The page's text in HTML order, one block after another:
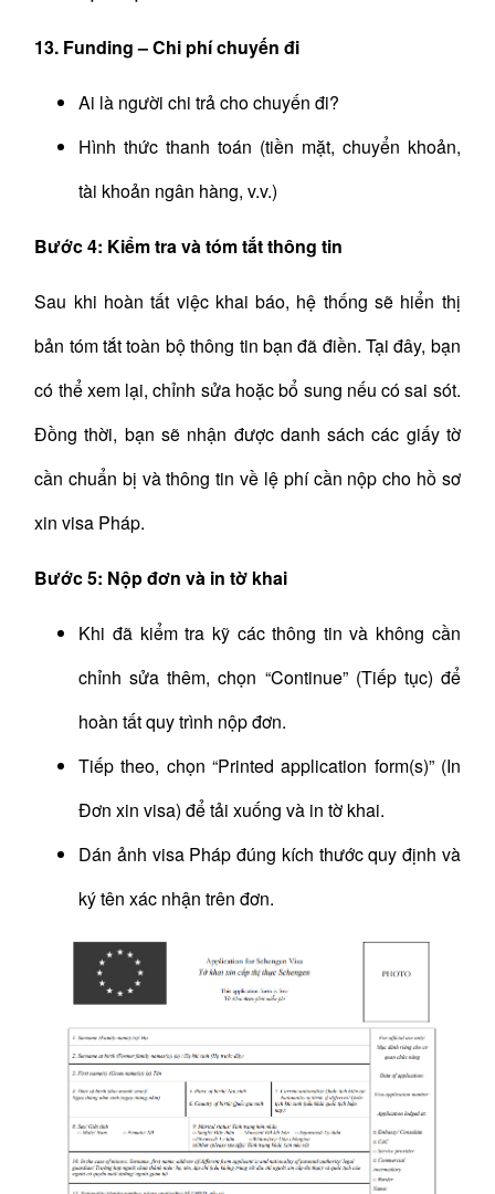
13. Funding – Chi phí chuyến đi
Ai là người chi trả cho chuyến đi?
Hình thức thanh toán (tiền mặt, chuyển khoản,
tài khoản ngân hàng, v.v.)
Bước 4: Kiểm tra và tóm tắt thông tin
Sau khi hoàn tất việc khai báo, hệ thống sẽ hiển thị
bản tóm tắt toàn bộ thông tin bạn đã điền. Tại đây, bạn
có thể xem lại, chỉnh sửa hoặc bổ sung nếu có sai sót.
Đồng thời, bạn sẽ nhận được danh sách các giấy tờ
cần chuẩn bị và thông tin về lệ phí cần nộp cho hồ sơ
xin visa Pháp.
Bước 5: Nộp đơn và in tờ khai
Khi đã kiểm tra kỹ các thông tin và không cần
chỉnh sửa thêm, chọn “Continue” (Tiếp tục) để
hoàn tất quy trình nộp đơn.
Tiếp theo, chọn “Printed application form(s)” (In
Đơn xin visa) để tải xuống và in tờ khai.
Dán ảnh visa Pháp đúng kích thước quy định và
ký tên xác nhận trên đơn.